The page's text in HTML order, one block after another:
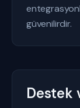
güvenilirdir.
Destek